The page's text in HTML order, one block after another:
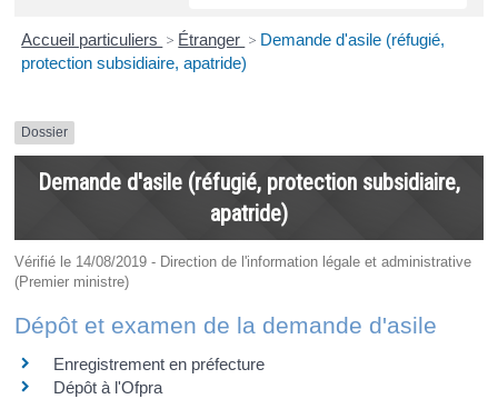
Accueil particuliers > Étranger > Demande d'asile (réfugié,
protection subsidiaire, apatride)
Dossier
Demande d'asile (réfugié, protection subsidiaire,
apatride)
Vérifié le 14/08/2019 - Direction de l'information légale et administrative
(Premier ministre)
Dépôt et examen de la demande d'asile
Enregistrement en préfecture
Dépôt à l'Ofpra